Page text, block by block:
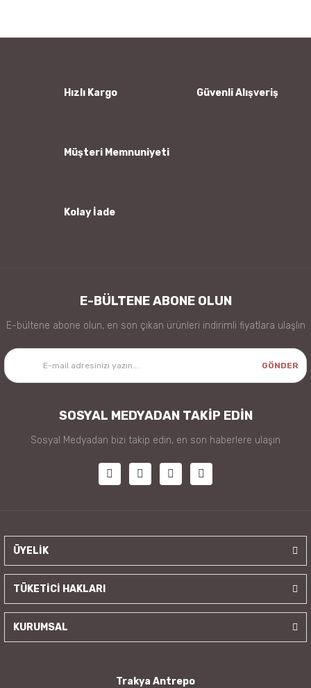
Ürün bilgilerinde hatalar bulunuyor.
Hızlı Kargo Güvenli Alışveriş
Müşteri Memnuniyeti
Kolay İade
E-BÜLTENE ABONE OLUN
E-bültene abone olun, en son çıkan ürünleri indirimli fiyatlara ulaşlın
GÖNDER
SOSYAL MEDYADAN TAKİP EDİN
Sosyal Medyadan bizi takip edin, en son haberlere ulaşın
ÜYELİK
TÜKETİCİ HAKLARI
KURUMSAL
Trakya Antrepo